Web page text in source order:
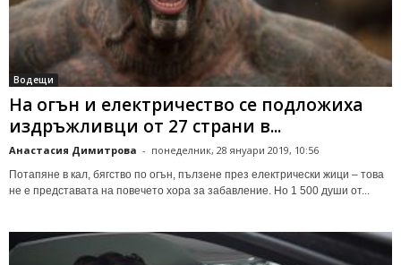
Водещи
На огън и електричество се подложиха
издръжливци от 27 страни в...
Анастасия Димитрова - понеделник, 28 януари 2019, 10:56
Потапяне в кал, бягство по огън, пълзене през електрически жици – това
не е представата на повечето хора за забавление. Но 1 500 души от...